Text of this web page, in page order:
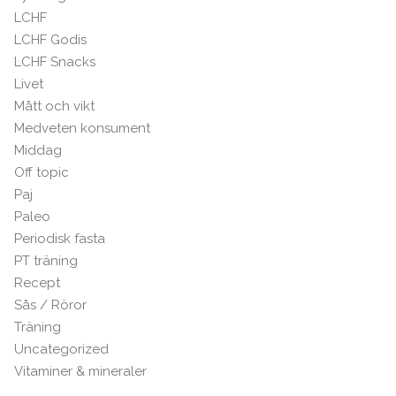
LCHF
LCHF Godis
LCHF Snacks
Livet
Mått och vikt
Medveten konsument
Middag
Off topic
Paj
Paleo
Periodisk fasta
PT träning
Recept
Sås / Röror
Träning
Uncategorized
Vitaminer & mineraler